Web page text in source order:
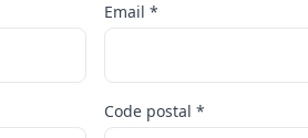
Email *
Code postal *